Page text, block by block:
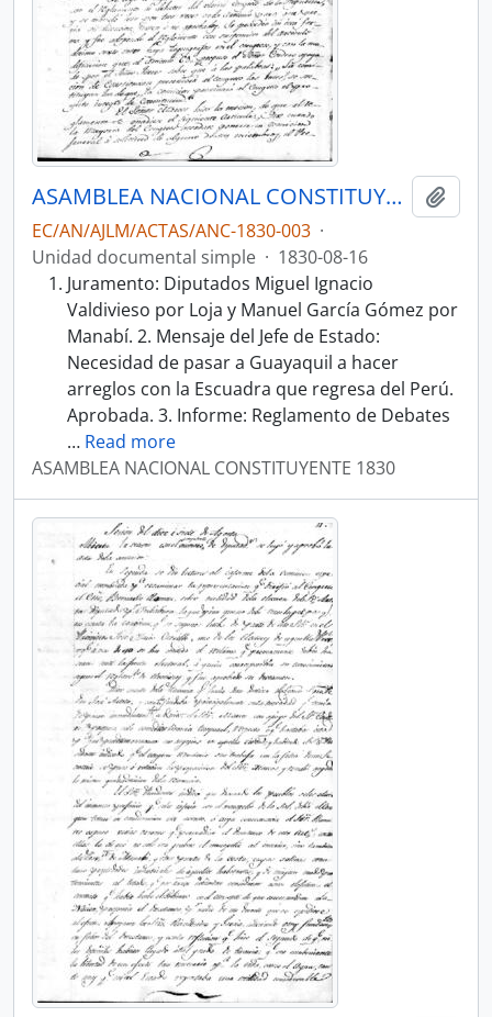
ASAMBLEA NACIONAL CONSTITUYENTE 1830
EC/AN/AJLM/ACTAS/ANC-1830-003 ·
Unidad documental simple · 1830-08-16
Juramento: Diputados Miguel Ignacio
Valdivieso por Loja y Manuel García Gómez por
Manabí. 2. Mensaje del Jefe de Estado:
Necesidad de pasar a Guayaquil a hacer
arreglos con la Escuadra que regresa del Perú.
Aprobada. 3. Informe: Reglamento de Debates
… Read more
ASAMBLEA NACIONAL CONSTITUYENTE 1830